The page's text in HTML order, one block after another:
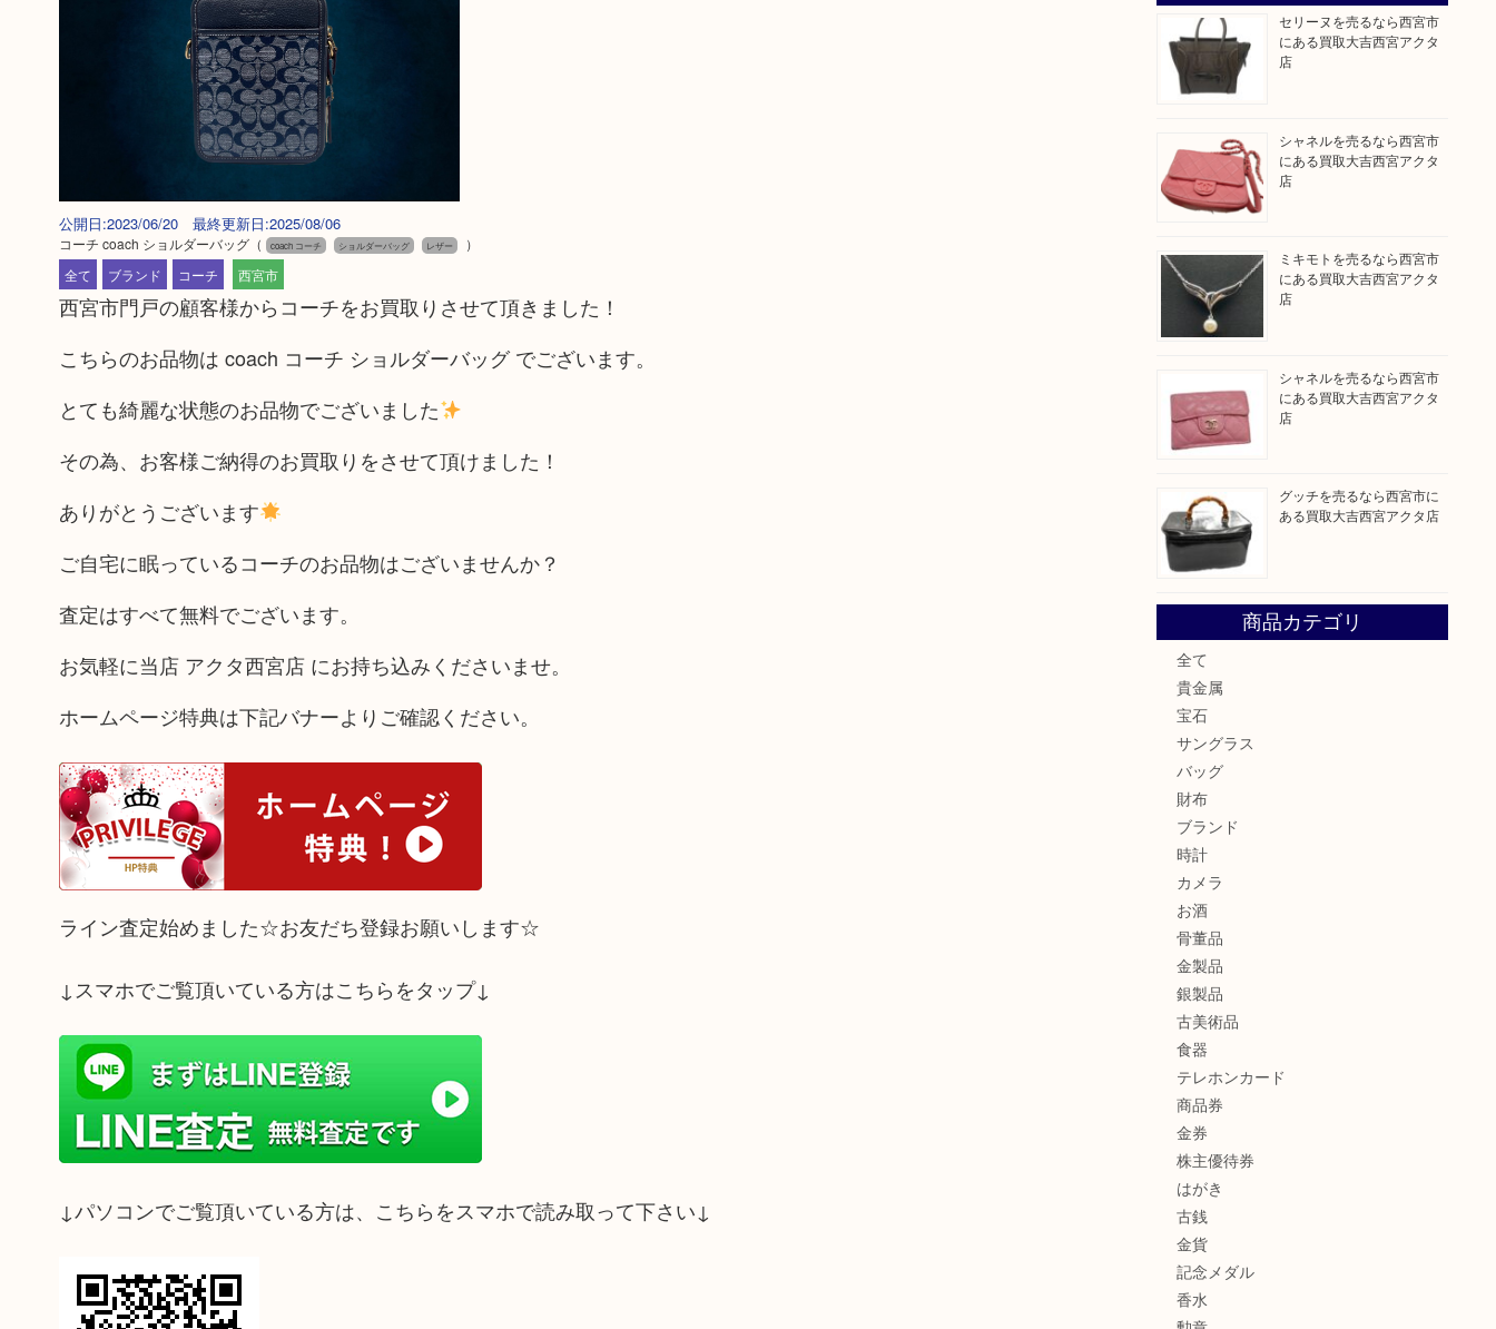
公開日:2023/06/20 最終更新日:2025/08/06
コーチ coach ショルダーバッグ（ coach コーチ ショルダーバッグ レザー
）
全て
ブランド コーチ 西宮市
西宮市門戸の顧客様からコーチをお買取りさせて頂きました！
こちらのお品物は coach コーチ ショルダーバッグ でございます。
とても綺麗な状態のお品物でございました
その為、お客様ご納得のお買取りをさせて頂けました！
ありがとうございます
ご自宅に眠っているコーチのお品物はございませんか？
査定はすべて無料でございます。
お気軽に当店 アクタ西宮店 にお持ち込みくださいませ。
ホームページ特典は下記バナーよりご確認ください。
ライン査定始めました☆お友だち登録お願いします☆
↓スマホでご覧頂いている方はこちらをタップ↓
↓パソコンでご覧頂いている方は、こちらをスマホで読み取って下さい↓
セリーヌを売るなら西宮市
にある買取大吉西宮アクタ
店
シャネルを売るなら西宮市
にある買取大吉西宮アクタ
店
ミキモトを売るなら西宮市
にある買取大吉西宮アクタ
店
シャネルを売るなら西宮市
にある買取大吉西宮アクタ
店
グッチを売るなら西宮市に
ある買取大吉西宮アクタ店
商品カテゴリ
全て
貴金属
宝石
サングラス
バッグ
財布
ブランド
時計
カメラ
お酒
骨董品
金製品
銀製品
古美術品
食器
テレホンカード
商品券
金券
株主優待券
はがき
古銭
金貨
記念メダル
香水